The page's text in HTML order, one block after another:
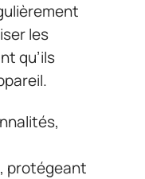
les
qu’ils
protégeant